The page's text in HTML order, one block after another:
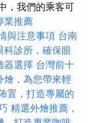
，我們的乘客可
業推薦
與注意事項 台南
科診所，確保眼
器選擇 台灣前十
燴，為您帶來輕
置，打造專屬的
精選外燴推薦，